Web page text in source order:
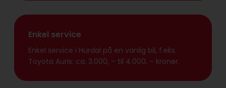
Enkel service
Enkel service i Hurdal på en vanlig bil, f.eks.
Toyota Auris: ca. 3.000, – til 4.000, – kroner.